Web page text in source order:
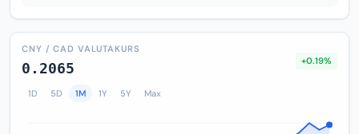
CNY / CAD VALUTAKURS
0.2065 +0.19%
1D 5D 1M 1Y 5Y Max